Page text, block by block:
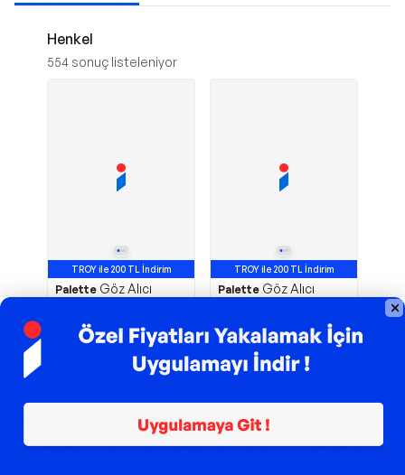
Henkel
554 sonuç listeleniyor
TROY ile 200 TL İndirim
Palette Göz Alıcı
396,59TL
TROY ile 200 TL İndirim
Palette Göz Alıcı
TL
Sepette255,59 TL